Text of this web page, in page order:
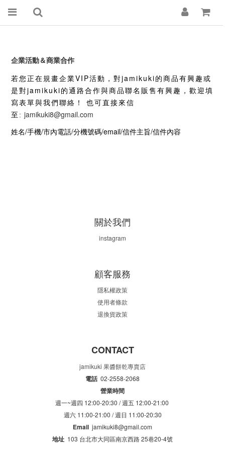
企業活動＆商業合作
若您正在規畫企業VIP活動，對jamikuki 的商品有興趣或
是對jamikuki 的通路合作與商品聯名販售有興趣，歡迎填
寫表單與我們聯絡！ 也可直接來信
至: jamikuki8@gmail.com
姓名/手機/市內電話/分機號碼/email/信件主旨/信件內容
關於我們
instagram
顧客服務
隱私權政策
使用者條款
退換貨政策
CONTACT
jamikuki 果醬餅乾專賣店
電話 02-2558-2068
營業時間
週一~週四 12:00-20:30 /週五 12:00-21:00
週六 11:00-21:00 /週日 11:00-20:30
Email jamikuki8@gmail.com
地址 103 台北市大同區南京西路 25巷20-4號